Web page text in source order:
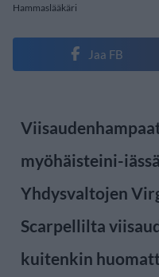
Hammaslääkäri
Jaa FB
myöhäisteini-
Yhdysvaltojen
Scarpellilta
kuitenkin